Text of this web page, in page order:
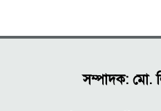
সম্পাদক: মো.